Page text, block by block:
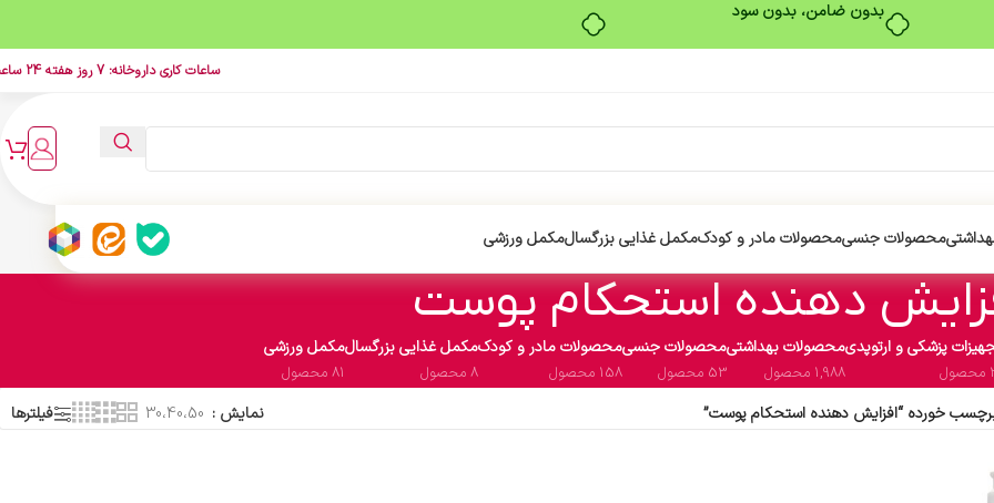
بدون ضامن، بدون سود
ساعات کاری داروخانه: 7 روز هفته 24 ساعت
محصولات جنسیمحصولات مادر و کودکمکمل غذایی بزرگسالمکمل ورزشی
دهنده استحکام پوست
پزشکی و ارتوپدیمحصولات بهداشتی
1,988 محصول
محصولات جنسی
53 محصول
محصولات مادر و کودک
158 محصول
مکمل غذایی بزرگسال
8 محصول
مکمل ورزشی
81 محصول
خورده “افزایش دهنده استحکام پوست” نمایش 30،40،50 فیلترها